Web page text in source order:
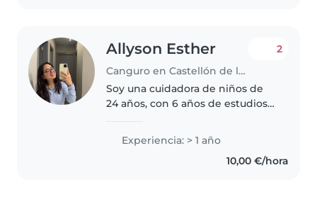
Allyson Esther
Canguro en Castellón de la Plana
2
Soy una cuidadora de niños de
24 años, con 6 años de estudios
Soy responsable, paciente y
bondadosa. Tengo experiencia
cuidando a bebés, niños
Experiencia: > 1 año
10,00 €/hora